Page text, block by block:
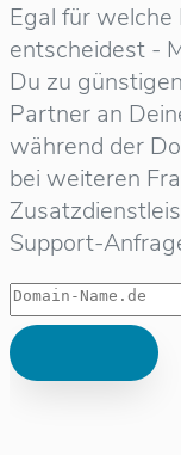
Egal für welche
entscheidest -
Du zu
Partner an
während der
bei weiteren
Support-